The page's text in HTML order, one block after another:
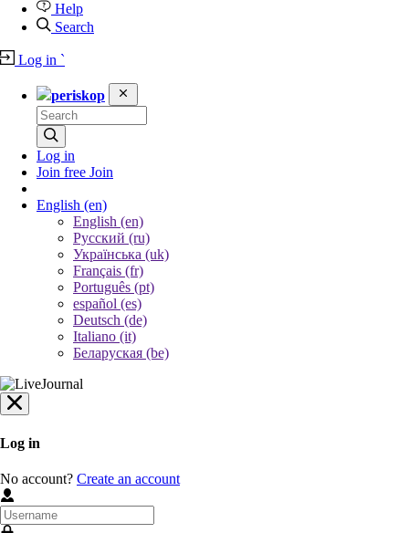
Help
Search
Log in `
periskop
Log in
Join free Join
English (en)
English (en)
Русский (ru)
Українська (uk)
Français (fr)
Português (pt)
español (es)
Deutsch (de)
Italiano (it)
Беларуская (be)
Log in
No account? Create an account